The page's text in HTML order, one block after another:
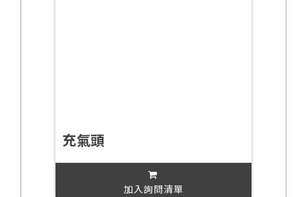
充氣頭
加入詢問清單